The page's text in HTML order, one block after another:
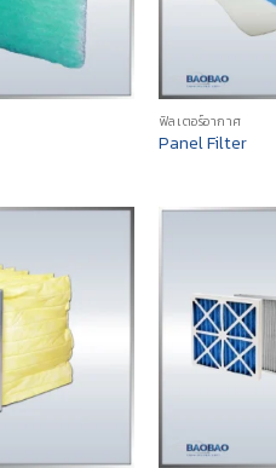
ฟิลเตอร์อากาศ
Panel Filter